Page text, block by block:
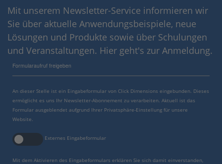
Mit unserem Newsletter-Service informieren wir
Sie über aktuelle Anwendungsbeispiele, neue
Lösungen und Produkte sowie über Schulungen
und Veranstaltungen. Hier geht's zur Anmeldung.
Formularaufruf freigeben
An dieser Stelle ist ein Eingabeformular von Click Dimensions eingebunden. Dieses
ermöglicht es uns Ihr Newsletter-Abonnement zu verarbeiten. Aktuell ist das
Formular ausgeblendet aufgrund Ihrer Privatsphäre-Einstellung für unsere
Website.
Externes Eingabeformular
Mit dem Aktivieren des Eingabeformulars erklären Sie sich damit einverstanden,